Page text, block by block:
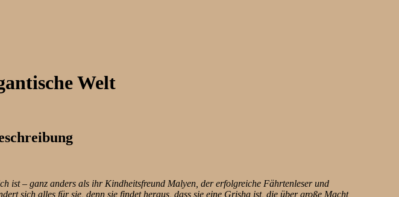
Welt
ist – ganz anders als ihr Kindheitsfreund Malyen, der erfolgreiche Fährtenleser und
sich alles für sie, denn sie findet heraus, dass sie eine Grisha ist, die über große Macht